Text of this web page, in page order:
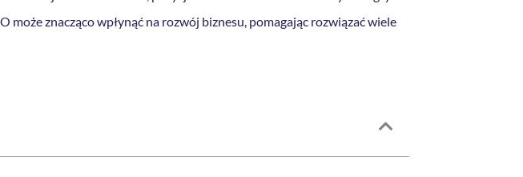
znacząco wpłynąć na rozwój biznesu, pomagając rozwiązać wiele